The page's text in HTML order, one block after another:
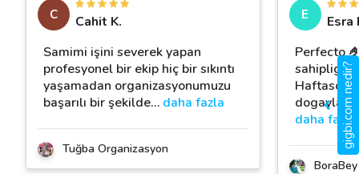
C
Cahit K.
Samimi işini severek yapan
profesyonel bir ekip hiç bir sıkıntı
yaşamadan organizasyonumuzu
başarılı bir şekilde… daha fazla
Tuğba Organizasyon
E
Esra
Perfecto
sahipligi
dogayla
daha fazla
gigbi.com nedir?